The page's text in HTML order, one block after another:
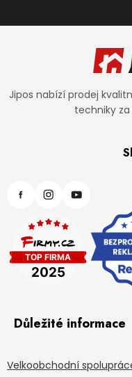
Zápatí
Jipos nabízí prodej
techniky
Důležité informace
Velkoobchodní